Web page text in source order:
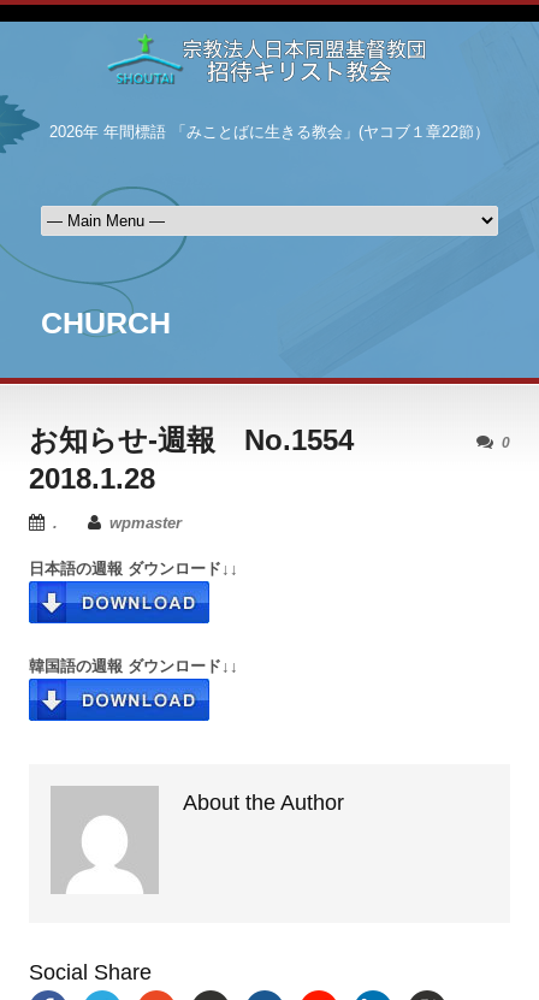
2026年 年間標語 「みことばに生きる教会」(ヤコブ１章22節）
CHURCH
0
お知らせ-週報 No.1554
2018.1.28
. wpmaster
日本語の週報 ダウンロード↓↓
韓国語の週報 ダウンロード↓↓
About the Author
Social Share